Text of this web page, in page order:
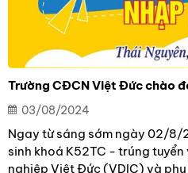
Trường CĐCN Việt Đức chào
03/08/2024
Ngay từ sáng sớm ngày 02/
sinh khoá K52TC - trúng
nghiệp Việt Đức (VDIC) và